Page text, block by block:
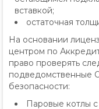
вставкой;
остаточная
На основании
центром по
право проверять
подведомственные
безопасности:
Паровые котлы